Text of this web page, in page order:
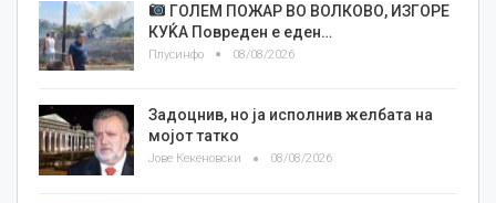
ГОЛЕМ ПОЖАР ВО ВОЛКОВО, ИЗГОРЕ
КУЌА Повреден е еден…
Плусинфо 08/08/2026
Задоцнив, но ја исполнив желбата на
мојот татко
Јове Кекеновски 08/08/2026